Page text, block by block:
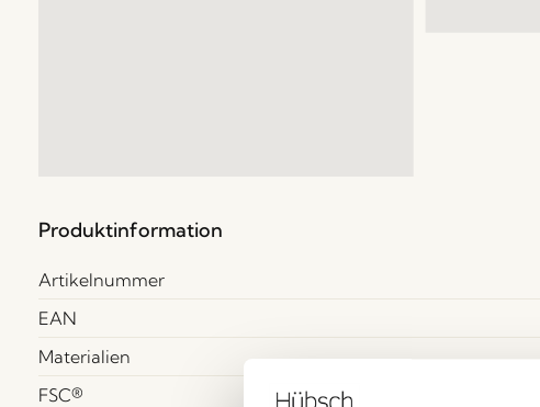
Produktinformation
Artikelnummer
EAN
Materialien
FSC®